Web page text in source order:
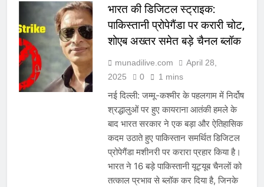
भारत की डिजिटल स्ट्राइक:
पाकिस्तानी प्रोपेगैंडा पर करारी चोट,
शोएब अख्तर समेत बड़े चैनल ब्लॉक
munadilive.com
April 28,
2025
0 1 mins
नई दिल्ली: जम्मू-कश्मीर के पहलगाम में निर्दोष
श्रद्धालुओं पर हुए कायराना आतंकी हमले के
बाद भारत सरकार ने एक बड़ा और ऐतिहासिक
कदम उठाते हुए पाकिस्तान समर्थित डिजिटल
प्रोपेगैंडा मशीनरी पर करारा प्रहार किया है।
भारत ने 16 बड़े पाकिस्तानी यूट्यूब चैनलों को
तत्काल प्रभाव से ब्लॉक कर दिया है, जिनके